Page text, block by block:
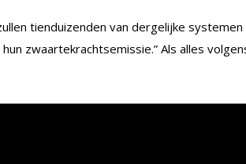
tienduizenden van dergelijke systemen
zwaartekrachtsemissie.” Als alles